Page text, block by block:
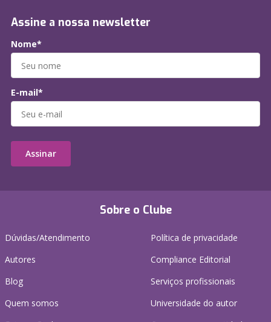
Sobre o Clube
Dúvidas/Atendimento
Autores
Blog
Quem somos
Política de privacidade
Compliance Editorial
Serviços profissionais
Universidade do autor
Assine a nossa newsletter
Nome*
E-mail*
Assinar